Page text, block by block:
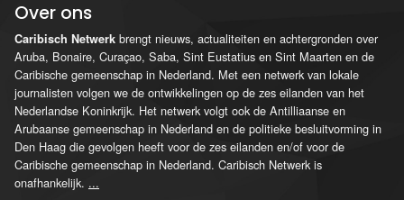
Over ons
Caribisch Netwerk brengt nieuws, actualiteiten en achtergronden over
Aruba, Bonaire, Curaçao, Saba, Sint Eustatius en Sint Maarten en de
Caribische gemeenschap in Nederland. Met een netwerk van lokale
journalisten volgen we de ontwikkelingen op de zes eilanden van het
Nederlandse Koninkrijk. Het netwerk volgt ook de Antilliaanse en
Arubaanse gemeenschap in Nederland en de politieke besluitvorming in
Den Haag die gevolgen heeft voor de zes eilanden en/of voor de
Caribische gemeenschap in Nederland. Caribisch Netwerk is
onafhankelijk. ...